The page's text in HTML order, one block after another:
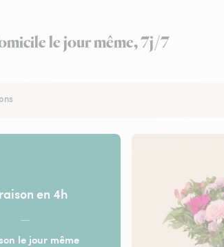
le jour même, 7j/7
en 4h
—
le jour même